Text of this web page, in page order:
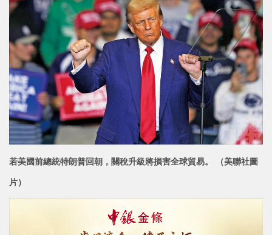
若美國前總統特朗普回朝，關稅升級將損害全球貿易。 （美聯社圖
片）